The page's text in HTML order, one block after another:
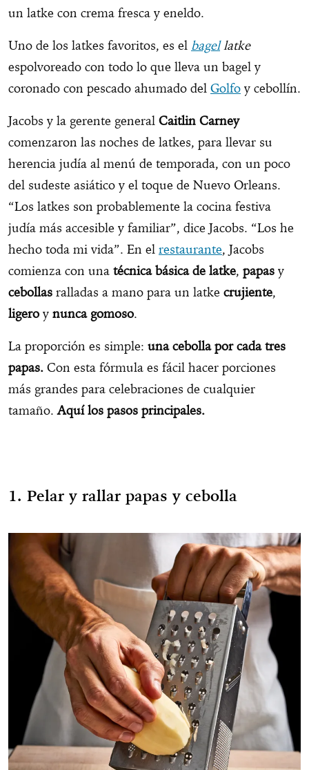
un latke con crema fresca y eneldo.
Uno de los latkes favoritos, es el bagellatke
espolvoreado con todo lo que lleva un bagel y
coronado con pescado ahumado del Golfo y cebollín.
Jacobs y la gerente general Caitlin Carney
comenzaron las noches de latkes, para llevar su
herencia judía al menú de temporada, con un poco
del sudeste asiático y el toque de Nuevo Orleans.
“Los latkes son probablemente la cocina festiva
judía más accesible y familiar”, dice Jacobs. “Los he
hecho toda mi vida”. En el restaurante, Jacobs
comienza con una técnica básica de latke, papas y
cebollas ralladas a mano para un latke crujiente,
ligero y nunca gomoso.
La proporción es simple: una cebolla por cada tres
papas. Con esta fórmula es fácil hacer porciones
más grandes para celebraciones de cualquier
tamaño.Aquí los pasos principales.
1. Pelar y rallar papas y cebolla